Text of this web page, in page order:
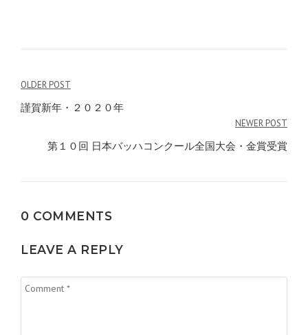
投
稿
ー
ョ
ン
OLDER POST
謹賀新年・２０２０年
NEWER POST
第１０回 日本バッハコンクール全国大会・金賞受賞
0 COMMENTS
LEAVE A REPLY